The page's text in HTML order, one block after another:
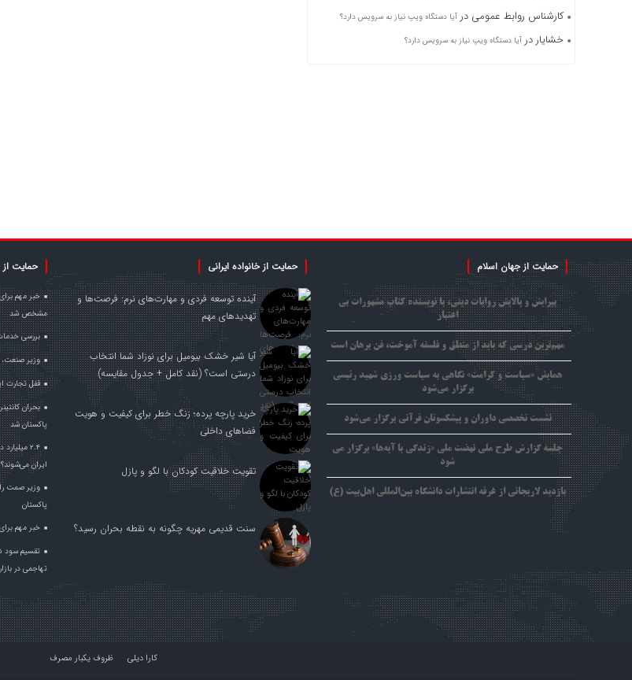
کارشناس روابط عمومی در آیا دستگاه ویپ نیاز به سرویس دارد؟
خشایار در آیا دستگاه ویپ نیاز به سرویس دارد؟
حمایت از جهان اسلام
پیرایش و پالایش روایات دینی، با نویسنده کتاب مشهورات بی
اعتبار
مهم‌ترین درسی که باید از منطق و فلسفه آموخت، فن برهان است
همایش «سیاست و کرامت» نگاهی به سیاست ورزی شهید رئیسی
برگزار می‌شود
نشست تخصصی داوران و پیشکسوتان قرآنی برگزار می‌شود
جلسه گزارش طرح ملی نهضت ملی «زندگی با آیه‌ها» برگزار می
شود
بازدید لاریجانی از غرفه انتشارات دانشگاه بین‌المللی اهل‌بیت (ع)
حمایت از خانواده ایرانی
آینده توسعه فردی و مهارت‌های نرم: فرصت‌ها و
تهدیدهای مهم
آیا شیر خشک بیومیل برای نوزاد شما انتخاب
درستی است؟ (نقد کامل + جدول مقایسه)
خرید پارچه پرده؛ زنگ خطر برای کیفیت و هویت
فضاهای داخلی
تقویت خلاقیت کودکان با لگو و پازل
سنت قدیمی مهریه چگونه به نقطه بحران رسید؟
حمایت از
مشخص شد
بررسی
وزیر صنعت،
قفل تجارت
بحران
پاکستان شد
۲.۴
ایران می‌شوند؟
پاکستان
خبر مهم
تهاجمی در
کارا دیلی ظروف یکبار مصرف